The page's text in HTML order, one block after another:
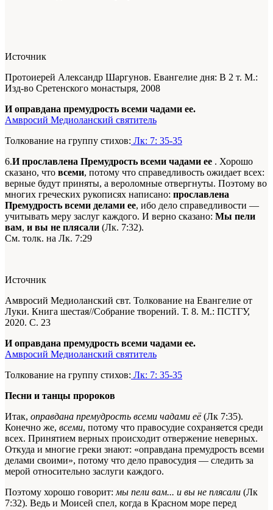
Источник
Протоиерей Александр Шаргунов. Евангелие дня: В 2 т. М.:
Изд-во Сретенского монастыря, 2008
И оправдана премудрость всеми чадами ее.
Амвросий Медиоланский святитель
Толкование на группу стихов: Лк: 7: 35-35
6.И прославлена Премудрость всеми чадами ее . Хорошо
сказано, что всеми, потому что справедливость ожидает всех:
верные будут приняты, а вероломные отвергнуты. Поэтому во
многих греческих рукописях написано: прославлена
Премудрость всеми делами ее, ибо дело справедливости —
учитывать меру заслуг каждого. И верно сказано: Мы пели
вам, и вы не плясали (Лк. 7:32).
См. толк. на Лк. 7:29
Источник
Амвросий Медиоланский свт. Толкование на Евангелие от
Луки. Книга шестая//Собрание творений. Т. 8. М.: ПСТГУ,
2020. С. 23
И оправдана премудрость всеми чадами ее.
Амвросий Медиоланский святитель
Толкование на группу стихов: Лк: 7: 35-35
Песни и танцы пророков
Итак, оправдана премудрость всеми чадами её(Лк 7:35).
Конечно же, всеми, потому что правосудие сохраняется среди
всех. Принятием верных происходит отвержение неверных.
Откуда и многие греки знают: «оправдана премудрость всеми
делами своими», потому что дело правосудия — следить за
мерой относительно заслуги каждого.
Поэтому хорошо говорит: мы пели вам... и вы не плясали (Лк
7:32). Ведь и Моисей спел, когда в Красном море перед